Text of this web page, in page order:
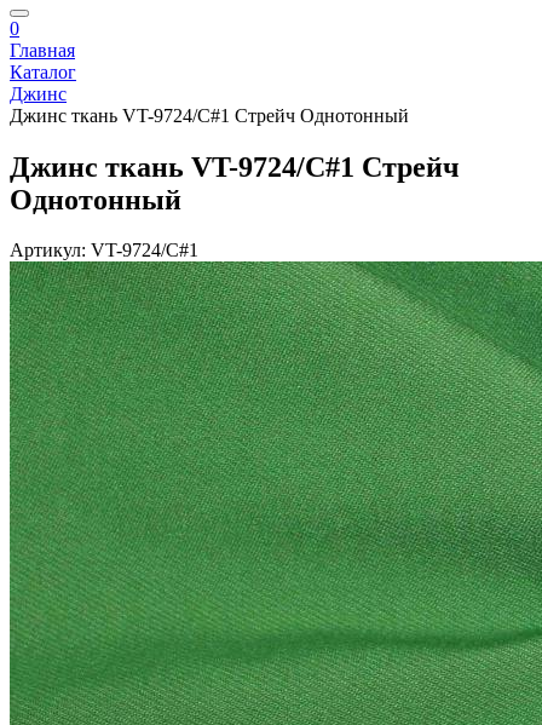
0
Главная
Каталог
Джинс
Джинс ткань VT-9724/C#1 Стрейч Однотонный
Джинс ткань VT-9724/C#1 Стрейч
Однотонный
Артикул: VT-9724/C#1